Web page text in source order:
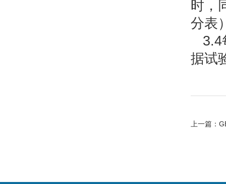
时，
分表
3.4
据试
上一篇：